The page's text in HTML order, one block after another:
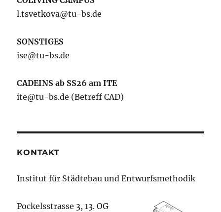
l.tsvetkova@tu-bs.de
SONSTIGES
ise@tu-bs.de
CADEINS ab SS26 am ITE
ite@tu-bs.de (Betreff CAD)
KONTAKT
Institut für Städtebau und Entwurfsmethodik
Pockelsstrasse 3, 13. OG